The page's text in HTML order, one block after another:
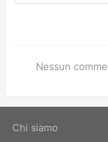
Nessun
Chi siamo